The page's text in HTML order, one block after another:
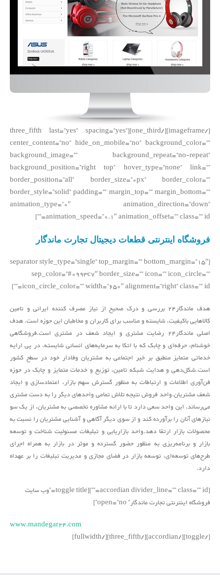
[/imageframe][/one_third][three_fifth last=”yes” spacing=”yes”
center_content=”no” hide_on_mobile=”no” background_color=””
background_image=”” background_repeat=”no-repeat”
background_position=”right top” hover_type=”none” link=””
border_position=”all” border_size=”0px” border_color=””
border_style=”solid” padding=”” margin_top=”” margin_bottom=””
animation_type=”0″ animation_direction=”down”
animation_speed=”0.1″ animation_offset=”” class=”” id=””]
فروشگاه اینترنتی قطعات دیجیتال تجارت ماندگار
[separator style_type=”single” top_margin=”” bottom_margin=”15″
sep_color=”#0993c7″ border_size=”” icon=”” icon_circle=””
icon_circle_color=”” width=”650″ alignment=”right” class=”” id=””]
هدف ماندگار24 بررسی و درک صحیح از نیاز مصرف کننده ایرانی و تامین
کالاهایی باکیفیت، شایسته و مناسب برای کاربران و مخاطبان این حوزه است. هدف
اصلی ماندگار24 رضایت مشتری و ایجاد شعف در مشتری است.فروشگاهی
خوشنام، حرفه‌ای و چابک که با اتکا به سرمایه‌های انسانی شایسته، در پی ارایه
خدماتی متمایز منطبق بر خیر اجتماعی به مشتریان وفادار خود در سطح کشور
است.شکل‌دهی و هدایت شبکه تامین، توزیع و خدمات متمایز و چابک در حوزه
فن‌آوری اطلاعات و ارتباطات به منظور گسترش سهم بازار، اعتمادسازی و ایجاد
شعف مشتریان.واحد فروش نتیجه تلاش تمامی واحدهای دیگر را به دست مشتری
می‌رساند. این واحد سعی دارد تا با ارائه مشاوره تخصصی به مشتریان، از یک سو
نیازهای آنان را برآورده کند و از سوی دیگر آگاهی و آشنایی مشتریان را نسبت به
محصولات بازار ارتقا دهد.واحد بازاریابی و تبلیغات مسئولیت شناخت و توسعه
بازار و برنامه‌ریزی به منظور حضور گسترده و موثر در بازار به همراه اجرای
طرح‌های توسعه‌ای، توسعه بازار در فضای مجازی و مدیریت تبلیغات را بر عهداه
دارد.
[accordian divider_line=”” class=”” id=””][toggle title=”وب سایت
فروشگاه اینترنتی تجارت ماندگار” open=”no”]
www.mandegar24.com
[/toggle][/accordian][/three_fifth][/fullwidth]